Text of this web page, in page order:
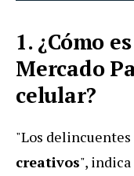
1. ¿Cómo
Mercado
celular?
"Los delincuentes
creativos", indica